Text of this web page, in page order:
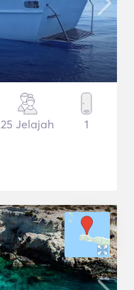
25 Jelajah 1